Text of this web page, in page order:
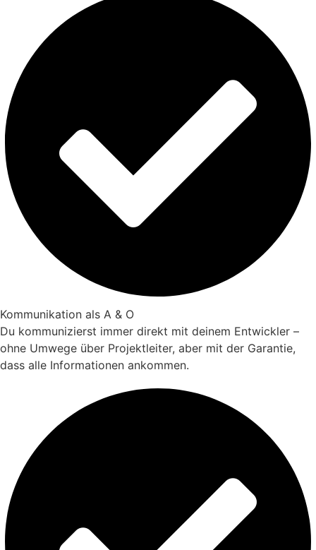
Kommunikation als A & O
Du kommunizierst immer direkt mit deinem Entwickler –
ohne Umwege über Projektleiter, aber mit der Garantie,
dass alle Informationen ankommen.